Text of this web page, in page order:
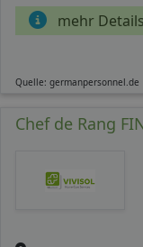
mehr Details
Quelle: germanpersonnel.de
Chef de Rang